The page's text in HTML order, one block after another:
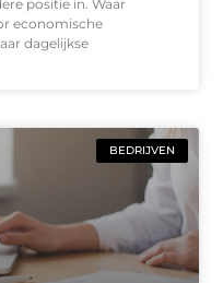
positie in. Waar
economische
dagelijkse
BEDRIJVEN